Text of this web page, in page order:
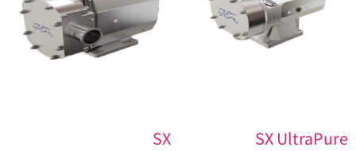
SX UltraPure
SX